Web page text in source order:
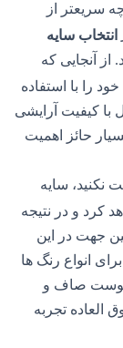
از
سایه
آنجایی که
را با استفاده
با کیفیت آرایشی
حائز اهمیت
سایه
کرد و در نتیجه
جهت در این
انواع رنگ ها
صاف و
تجربه